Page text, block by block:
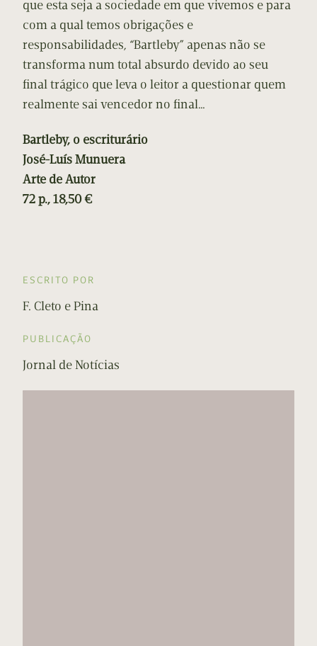
que esta seja a sociedade em que vivemos e para
com a qual temos obrigações e
responsabilidades, “Bartleby” apenas não se
transforma num total absurdo devido ao seu
final trágico que leva o leitor a questionar quem
realmente sai vencedor no final…
Bartleby, o escriturário
José-Luís Munuera
Arte de Autor
72 p., 18,50 €
ESCRITO POR
F. Cleto e Pina
PUBLICAÇÃO
Jornal de Notícias